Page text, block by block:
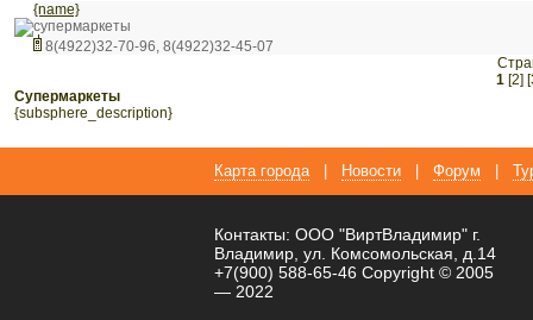
{name}
супермаркеты
8(4922)32-70-96, 8(4922)32-45-07
1 [2]
супермаркеты
{subsphere_description}
Карта города Новости Форум
Контакты: ООО "ВиртВладимир" г.
Владимир, ул. Комсомольская, д.14
+7(900) 588-65-46 Copyright © 2005
— 2022